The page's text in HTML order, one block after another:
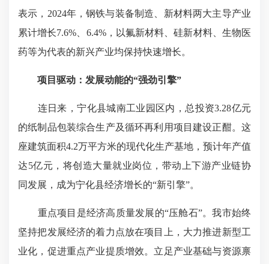
表示，2024年，钢铁与装备制造、新材料两大主导产业
累计增长7.6%、6.4%，以氟新材料、硅新材料、生物医
药等为代表的新兴产业均保持快速增长。
项目驱动：发展动能的“强劲引擎”
连日来，宁化县城南工业园区内，总投资3.28亿元
的纸制品包装综合生产及循环再利用项目建设正酣。这
座建筑面积4.2万平方米的现代化生产基地，预计年产值
达5亿元，将创造大量就业岗位，带动上下游产业链协
同发展，成为宁化县经济增长的“新引擎”。
重点项目是经济高质量发展的“压舱石”。我市始终
坚持把发展经济的着力点放在项目上，大力推进新型工
业化，促进重点产业提质增效。立足产业基础与资源禀